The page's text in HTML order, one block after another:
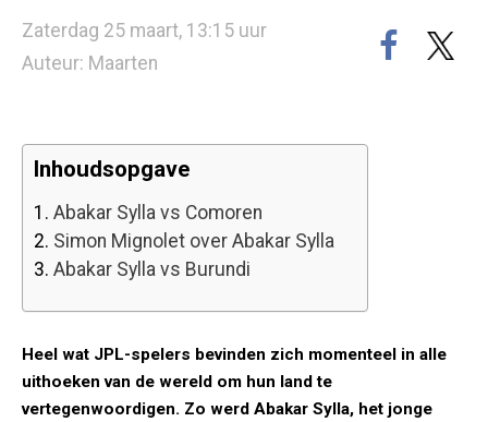
Zaterdag 25 maart, 13:15 uur
Auteur: Maarten
Inhoudsopgave
1. Abakar Sylla vs Comoren
2. Simon Mignolet over Abakar Sylla
3. Abakar Sylla vs Burundi
Heel wat JPL-spelers bevinden zich momenteel in alle
uithoeken van de wereld om hun land te
vertegenwoordigen. Zo werd Abakar Sylla, het jonge